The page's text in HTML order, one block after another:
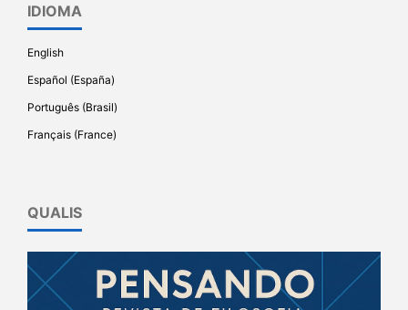
IDIOMA
English
Español (España)
Português (Brasil)
Français (France)
QUALIS